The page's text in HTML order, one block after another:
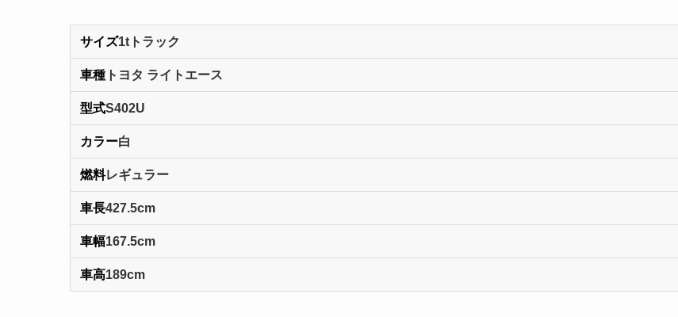
サイズ1tトラック
車種 トヨタ ライトエース
型式S402U
カラー白
燃料レギュラー
車長427.5cm
車幅167.5cm
車高189cm